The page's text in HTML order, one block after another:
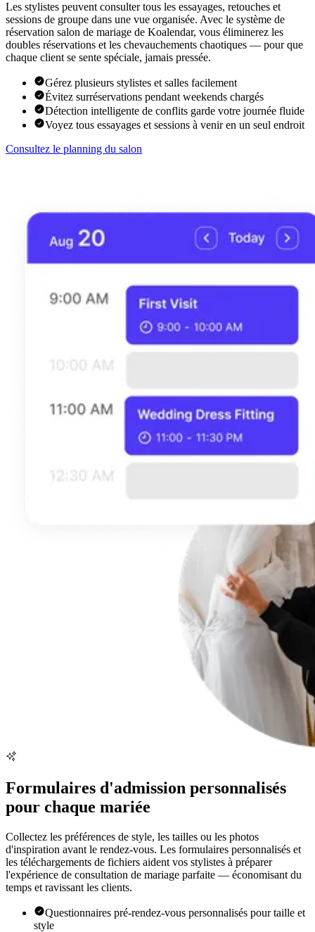
Les stylistes peuvent consulter tous les essayages, retouches et
sessions de groupe dans une vue organisée. Avec le système de
réservation salon de mariage de Koalendar, vous éliminerez les
doubles réservations et les chevauchements chaotiques — pour que
chaque client se sente spéciale, jamais pressée.
Gérez plusieurs stylistes et salles facilement
Évitez surréservations pendant weekends chargés
Détection intelligente de conflits garde votre journée fluide
Voyez tous essayages et sessions à venir en un seul endroit
Consultez le planning du salon
Formulaires d'admission personnalisés
pour chaque mariée
Collectez les préférences de style, les tailles ou les photos
d'inspiration avant le rendez-vous. Les formulaires personnalisés et
les téléchargements de fichiers aident vos stylistes à préparer
l'expérience de consultation de mariage parfaite — économisant du
temps et ravissant les clients.
Questionnaires pré-rendez-vous personnalisés pour taille et
style